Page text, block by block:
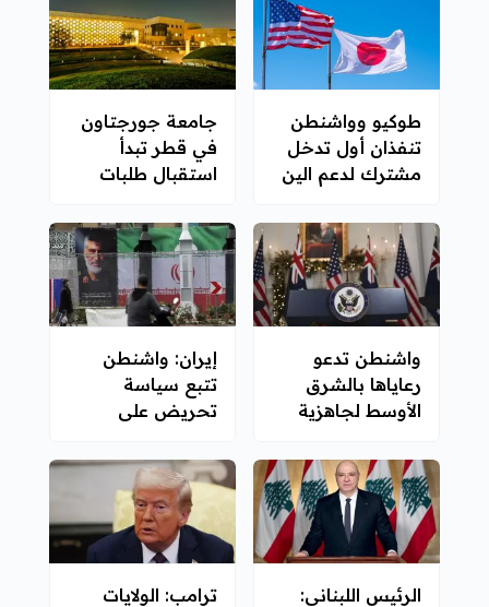
طوكيو وواشنطن
تنفذان أول تدخل
مشترك لدعم الين
جامعة جورجتاون
في قطر تبدأ
استقبال طلبات
2027
واشنطن تدعو
رعاياها بالشرق
الأوسط لجاهزية
بالمغادرة
إيران: واشنطن
تتبع سياسة
تحريض على
التوترات الإقليمية
الرئيس اللبناني:
ترامب: الولايات